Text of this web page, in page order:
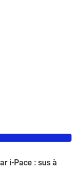
i-Pace : sus à